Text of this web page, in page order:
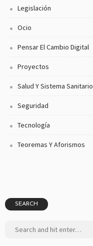
Legislación
Ocio
Pensar El Cambio Digital
Proyectos
Salud Y Sistema Sanitario
Seguridad
Tecnología
Teoremas Y Aforismos
SEARCH